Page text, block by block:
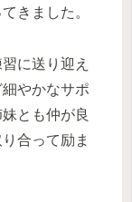
きました。
に送り迎え
やかなサポ
とも仲が良
合って励ま